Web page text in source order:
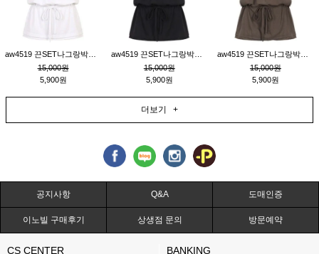
15,000원
5,900원
15,000원
5,900원
15,000원
5,900원
더보기 +
공지사항 Q&A 도매인증
이노빌 구매후기 상생점 문의 방문예약
CS CENTER BANKING